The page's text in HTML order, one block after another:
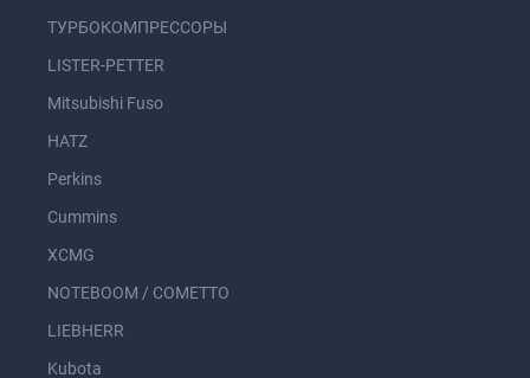
ТУРБОКОМПРЕССОРЫ
LISTER-PETTER
Mitsubishi Fuso
HATZ
Perkins
Cummins
XCMG
NOTEBOOM / COMETTO
LIEBHERR
Kubota